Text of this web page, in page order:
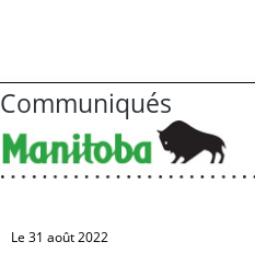
Communiqués
Le 31 août 2022